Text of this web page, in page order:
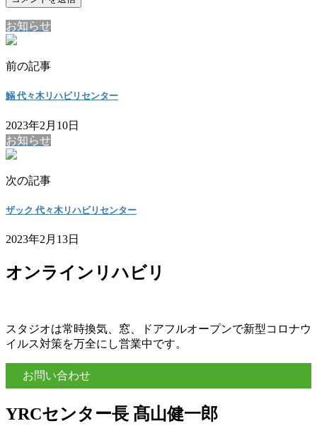
お知らせ
前の記事
鰯 代々木リハビリセンター
2023年2月10日
お知らせ
次の記事
ザック 代々木リハビリセンター
2023年2月13日
オンラインリハビリ
スタジオは常時換気、窓、ドアフルオープンで新型コロナウ
イルス対策を万全にし営業中です。
お問い合わせ
YRCセンター長 髙山健一郎